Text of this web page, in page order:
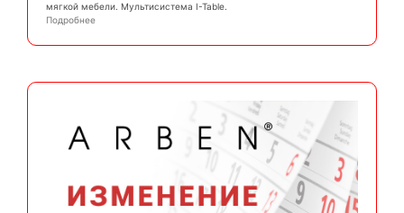
мягкой мебели. Мультисистема I-Table.
Подробнее